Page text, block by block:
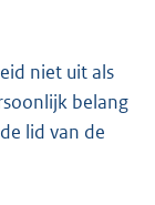
niet uit als
belang
lid van de